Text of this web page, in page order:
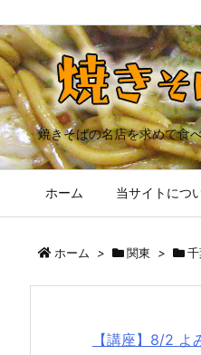
焼きそばの名店を求めて食
ホーム 当サイトにつ
ホーム > 関東 >
【講座】8/2